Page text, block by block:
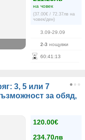
на човек
(37.00€ / 72.37лв на
човек/ден)
3.09-29.09
2-3 нощувки
60:41 :13
3, 5 или 7
за обяд,
120.00€
234.70лв